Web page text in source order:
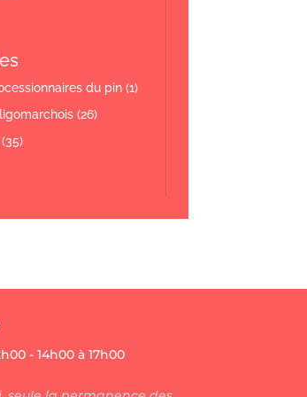
du pin(1)
(26)
- 14h00 à 17h00